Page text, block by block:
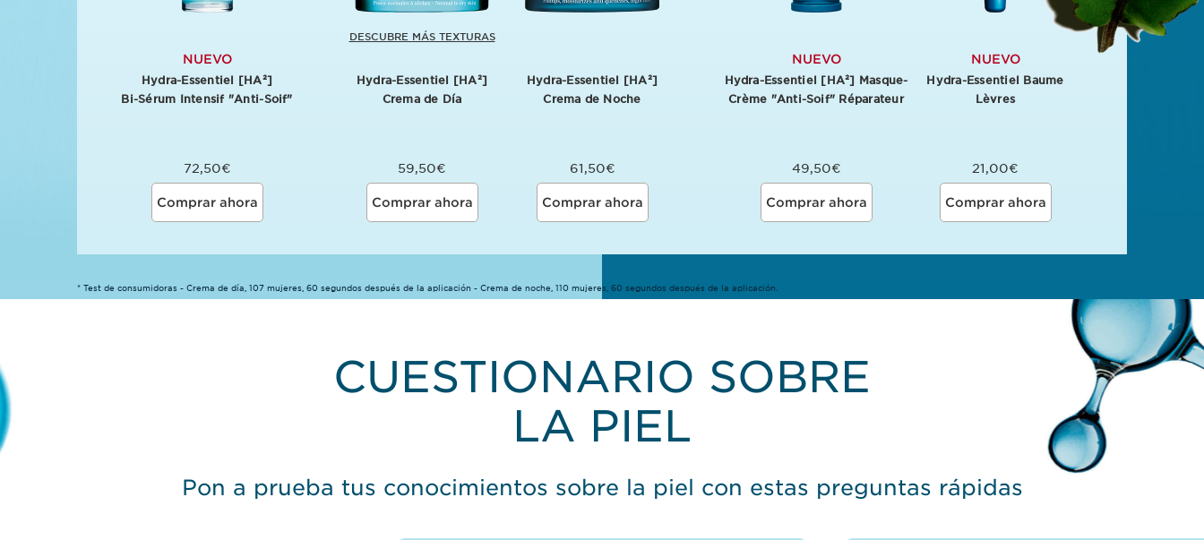
* Test de consumidoras - Crema de día, 107 mujeres, 60 segundos después de la aplicación - Crema de noche, 110 mujeres, 60 segundos después de la aplicación.
NUEVO
Hydra-Essentiel [HA²]
Bi-⁠Sérum Intensif "Anti-⁠Soif"
72,50€
Comprar ahora
DESCUBRE MÁS TEXTURAS
Hydra-Essentiel [HA²]
Crema de Día
59,50€
Comprar ahora
Hydra-Essentiel [HA²]
Crema de Noche
61,50€
Comprar ahora
NUEVO
Hydra-Essentiel [HA²] Masque-
Crème "Anti-Soif" Réparateur
49,50€
Comprar ahora
NUEVO
Hydra-Essentiel Baume
Lèvres
21,00€
Comprar ahora
CUESTIONARIO SOBRE
LA PIEL
Pon a prueba tus conocimientos sobre la piel con estas preguntas rápidas